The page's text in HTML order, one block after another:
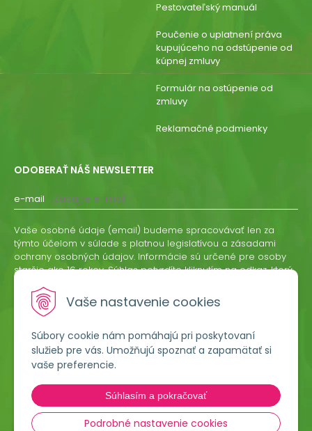
Vaše nastavenie cookies
Súbory cookie nám pomáhajú pri poskytovaní
služieb pre vás. Umožňujú spoznať a zapamätať si
vaše preferencie.
Súhlasím a pokračovať
Podrobné nastavenie cookies
Lumigreen, s.r.o.
Hradská 535
966 54 Tekovské Nemce
Pestovateľský manuál
Poučenie o uplatnení práva
kupujúceho na odstúpenie od
kúpnej zmluvy
Formulár na ostúpenie od
zmluvy
Reklamačné podmienky
ODOBERAŤ NÁŠ NEWSLETTER
e-mail
ODOBERAŤ
Vaše osobné údaje (email) budeme spracovávať len za
týmto účelom v súlade s platnou legislatívou a zásadami
ochrany osobných údajov. Informácie sú určené pre osoby
staršie ako 16 rokov. Súhlas potvrdíte kliknutím na odkaz, ktorý
odvolať písomne, emailom alebo kliknutím na odkaz z
ktoréhokoľvek informačného emailu.